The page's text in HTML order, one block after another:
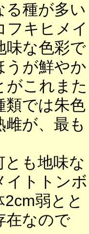
る種が多い
フキヒメイ
味な色彩で
うが鮮やか
がこれまた
類では朱色
が、最も
も地味な
イトトンボ
弱とと
在なので